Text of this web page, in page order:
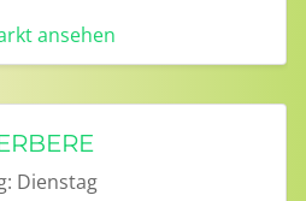
ansehen
Dienstag